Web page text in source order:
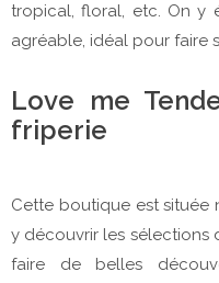
tropical, floral, etc. On y
agréable, idéal pour faire
Love me
friperie
Cette boutique est située
y découvrir les sélections
faire de belles